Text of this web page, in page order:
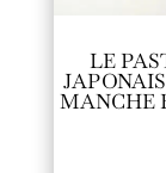
LE
MANCHE